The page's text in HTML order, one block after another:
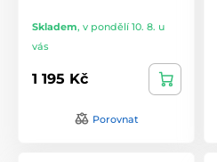
Skladem, v pondělí 10. 8. u
vás
1 195 Kč
Porovnat